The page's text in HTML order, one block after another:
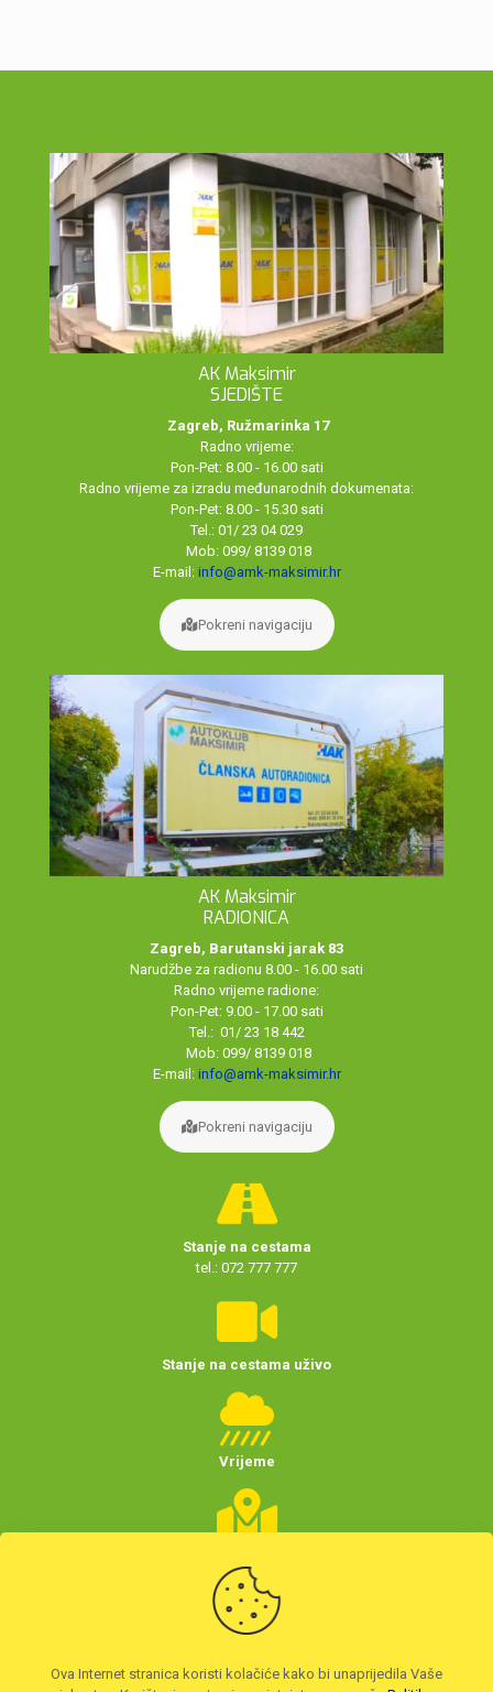
AK Maksimir
SJEDIŠTE
Zagreb, Ružmarinka 17
Radno vrijeme:
Pon-Pet: 8.00 - 16.00 sati
Radno vrijeme za izradu međunarodnih dokumenata:
Pon-Pet: 8.00 - 15.30 sati
Tel.: 01/ 23 04 029
Mob: 099/ 8139 018
E-mail: info@amk-maksimir.hr
Pokreni navigaciju
AK Maksimir
RADIONICA
Zagreb, Barutanski jarak 83
Narudžbe za radionu 8.00 - 16.00 sati
Radno vrijeme radione:
Pon-Pet: 9.00 - 17.00 sati
Tel.: 01/ 23 18 442
Mob: 099/ 8139 018
E-mail: info@amk-maksimir.hr
Pokreni navigaciju
Stanje na cestama
tel.: 072 777 777
Stanje na cestama uživo
Vrijeme
(Hrvatske)
Preuzmite HAK aplikaciju
Ova Internet stranica koristi kolačiće kako bi unaprijedila Vaše